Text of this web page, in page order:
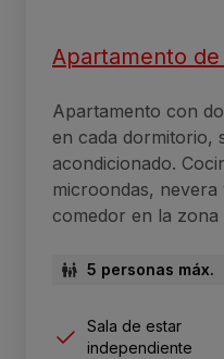
Apartamento
Apartamento con
en cada dormitorio,
acondicionado.
microondas, nevera
comedor en la zona
5 personas máx.
Sala de estar
independiente